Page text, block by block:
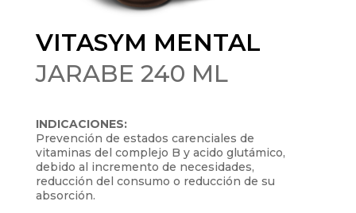
VITASYM MENTAL
JARABE 240 ML
INDICACIONES:
Prevención de estados carenciales de
vitaminas del complejo B y acido glutámico,
debido al incremento de necesidades,
reducción del consumo o reducción de su
absorción.